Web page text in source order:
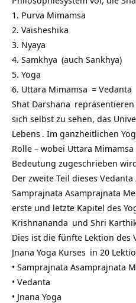
1. Purva Mimamsa
2. Vaisheshika
3. Nyaya
4. Samkhya (auch Sankhya)
5. Yoga
6. Uttara Mimamsa = Vedanta
Shat Darshana repräsentieren
sich selbst zu sehen, das
Lebens . Im ganzheitlichen
Rolle – wobei Uttara Mimamsa
Bedeutung zugeschrieben
Der zweite Teil dieses
Samprajnata Asamprajnata
erste und letzte Kapitel des
Krishnananda und Shri
Dies ist die fünfte Lektion des
Jnana Yoga Kurses in 20
• Samprajnata Asamprajnata
• Vedanta
• Jnana Yoga